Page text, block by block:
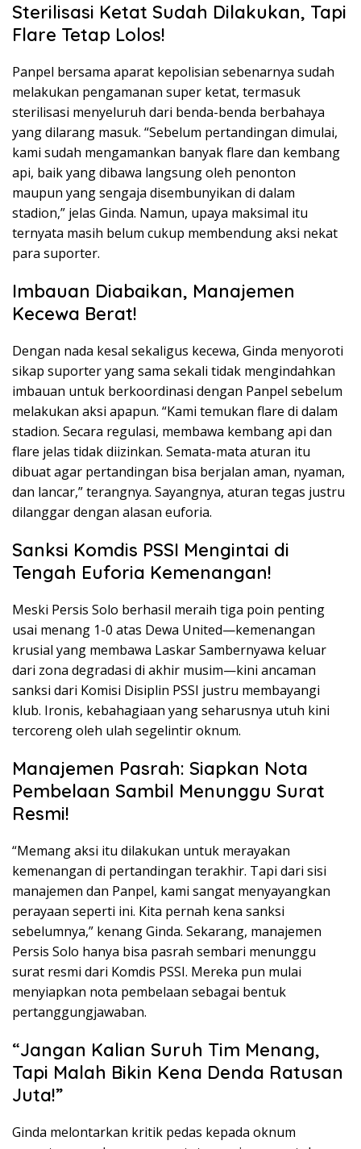
Sterilisasi Ketat Sudah Dilakukan, Tapi
Flare Tetap Lolos!
Panpel bersama aparat kepolisian sebenarnya sudah
melakukan pengamanan super ketat, termasuk
sterilisasi menyeluruh dari benda-benda berbahaya
yang dilarang masuk. “Sebelum pertandingan dimulai,
kami sudah mengamankan banyak flare dan kembang
api, baik yang dibawa langsung oleh penonton
maupun yang sengaja disembunyikan di dalam
stadion,” jelas Ginda. Namun, upaya maksimal itu
ternyata masih belum cukup membendung aksi nekat
para suporter.
Imbauan Diabaikan, Manajemen
Kecewa Berat!
Dengan nada kesal sekaligus kecewa, Ginda menyoroti
sikap suporter yang sama sekali tidak mengindahkan
imbauan untuk berkoordinasi dengan Panpel sebelum
melakukan aksi apapun. “Kami temukan flare di dalam
stadion. Secara regulasi, membawa kembang api dan
flare jelas tidak diizinkan. Semata-mata aturan itu
dibuat agar pertandingan bisa berjalan aman, nyaman,
dan lancar,” terangnya. Sayangnya, aturan tegas justru
dilanggar dengan alasan euforia.
Sanksi Komdis PSSI Mengintai di
Tengah Euforia Kemenangan!
Meski Persis Solo berhasil meraih tiga poin penting
usai menang 1-0 atas Dewa United—kemenangan
krusial yang membawa Laskar Sambernyawa keluar
dari zona degradasi di akhir musim—kini ancaman
sanksi dari Komisi Disiplin PSSI justru membayangi
klub. Ironis, kebahagiaan yang seharusnya utuh kini
tercoreng oleh ulah segelintir oknum.
Manajemen Pasrah: Siapkan Nota
Pembelaan Sambil Menunggu Surat
Resmi!
“Memang aksi itu dilakukan untuk merayakan
kemenangan di pertandingan terakhir. Tapi dari sisi
manajemen dan Panpel, kami sangat menyayangkan
perayaan seperti ini. Kita pernah kena sanksi
sebelumnya,” kenang Ginda. Sekarang, manajemen
Persis Solo hanya bisa pasrah sembari menunggu
surat resmi dari Komdis PSSI. Mereka pun mulai
menyiapkan nota pembelaan sebagai bentuk
pertanggungjawaban.
“Jangan Kalian Suruh Tim Menang,
Tapi Malah Bikin Kena Denda Ratusan
Juta!”
Ginda melontarkan kritik pedas kepada oknum